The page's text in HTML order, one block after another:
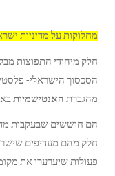
מחלוקות על מדיניות
חלק מיהודי התפוצות
הסכסוך הישראלי-
מהגברת האנטישמיות
הם חוששים שבעקבות
חלק מהם מעדיפים
פעולות שיערערו את